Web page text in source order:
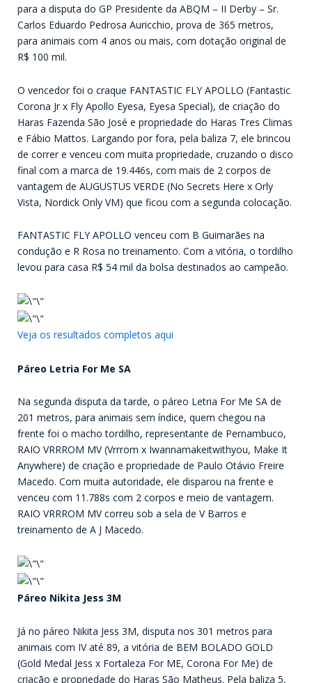
para a disputa do GP Presidente da ABQM – II Derby – Sr.
Carlos Eduardo Pedrosa Auricchio, prova de 365 metros,
para animais com 4 anos ou mais, com dotação original de
R$ 100 mil.
O vencedor foi o craque FANTASTIC FLY APOLLO (Fantastic
Corona Jr x Fly Apollo Eyesa, Eyesa Special), de criação do
Haras Fazenda São José e propriedade do Haras Tres Climas
e Fábio Mattos. Largando por fora, pela baliza 7, ele brincou
de correr e venceu com muita propriedade, cruzando o disco
final com a marca de 19.446s, com mais de 2 corpos de
vantagem de AUGUSTUS VERDE (No Secrets Here x Orly
Vista, Nordick Only VM) que ficou com a segunda colocação.
FANTASTIC FLY APOLLO venceu com B Guimarães na
condução e R Rosa no treinamento. Com a vitória, o tordilho
levou para casa R$ 54 mil da bolsa destinados ao campeão.
Veja os resultados completos aqui
Páreo Letria For Me SA
Na segunda disputa da tarde, o páreo Letria For Me SA de
201 metros, para animais sem índice, quem chegou na
frente foi o macho tordilho, representante de Pernambuco,
RAIO VRRROM MV (Vrrrom x Iwannamakeitwithyou, Make It
Anywhere) de criação e propriedade de Paulo Otávio Freire
Macedo. Com muita autoridade, ele disparou na frente e
venceu com 11.788s com 2 corpos e meio de vantagem.
RAIO VRRROM MV correu sob a sela de V Barros e
treinamento de A J Macedo.
Páreo Nikita Jess 3M
Já no páreo Nikita Jess 3M, disputa nos 301 metros para
animais com IV até 89, a vitória de BEM BOLADO GOLD
(Gold Medal Jess x Fortaleza For ME, Corona For Me) de
criação e propriedade do Haras São Matheus. Pela baliza 5,